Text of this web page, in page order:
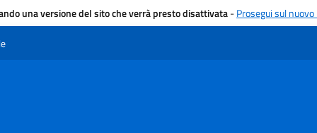
una versione del sito che verrà presto disattivata-Prosegui sul